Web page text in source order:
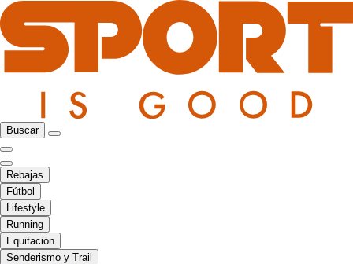
Buscar
Rebajas
Fútbol
Lifestyle
Running
Equitación
Senderismo y Trail